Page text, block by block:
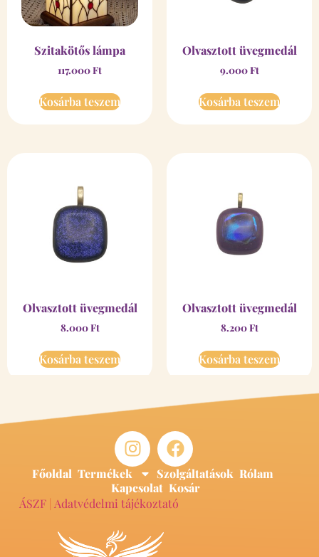
Szitakötős lámpa
117.000Ft
Kosárba teszem
Olvasztott üvegmedál
9.000Ft
Kosárba teszem
Olvasztott üvegmedál
8.000Ft
Kosárba teszem
Olvasztott üvegmedál
8.200Ft
Kosárba teszem
Főoldal Termékek Szolgáltatások Rólam
Kapcsolat Kosár
ÁSZF| Adatvédelmi tájékoztató